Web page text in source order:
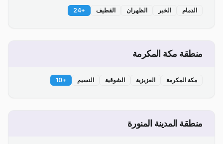
الدمام الخبر الظهران القطيف +
24
منطقة مكة المكرمة
مكة المكرمة العزيزية الشوقية النسيم +
10
منطقة المدينة المنورة